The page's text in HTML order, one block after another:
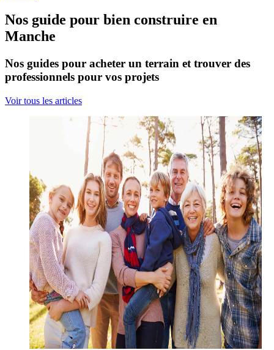
Nos guide pour bien construire en
Manche
Nos guides pour acheter un terrain et trouver des
professionnels pour vos projets
Voir tous les articles